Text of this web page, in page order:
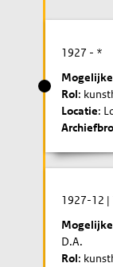
1927 - *
Rol:
Locatie:
1927-12 |
D.A.
Rol: